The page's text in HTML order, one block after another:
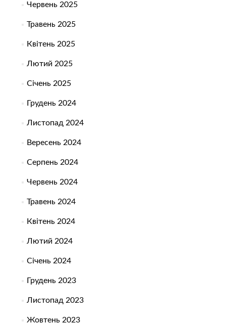
Червень 2025
Травень 2025
Квітень 2025
Лютий 2025
Січень 2025
Грудень 2024
Листопад 2024
Вересень 2024
Серпень 2024
Червень 2024
Травень 2024
Квітень 2024
Лютий 2024
Січень 2024
Грудень 2023
Листопад 2023
Жовтень 2023